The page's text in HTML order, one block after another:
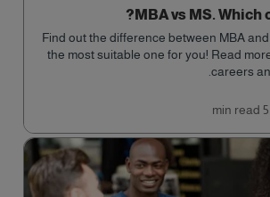
MBA vs MS. Which
Find out the difference between MBA
the most suitable one for you! Read
careers
5 min
read